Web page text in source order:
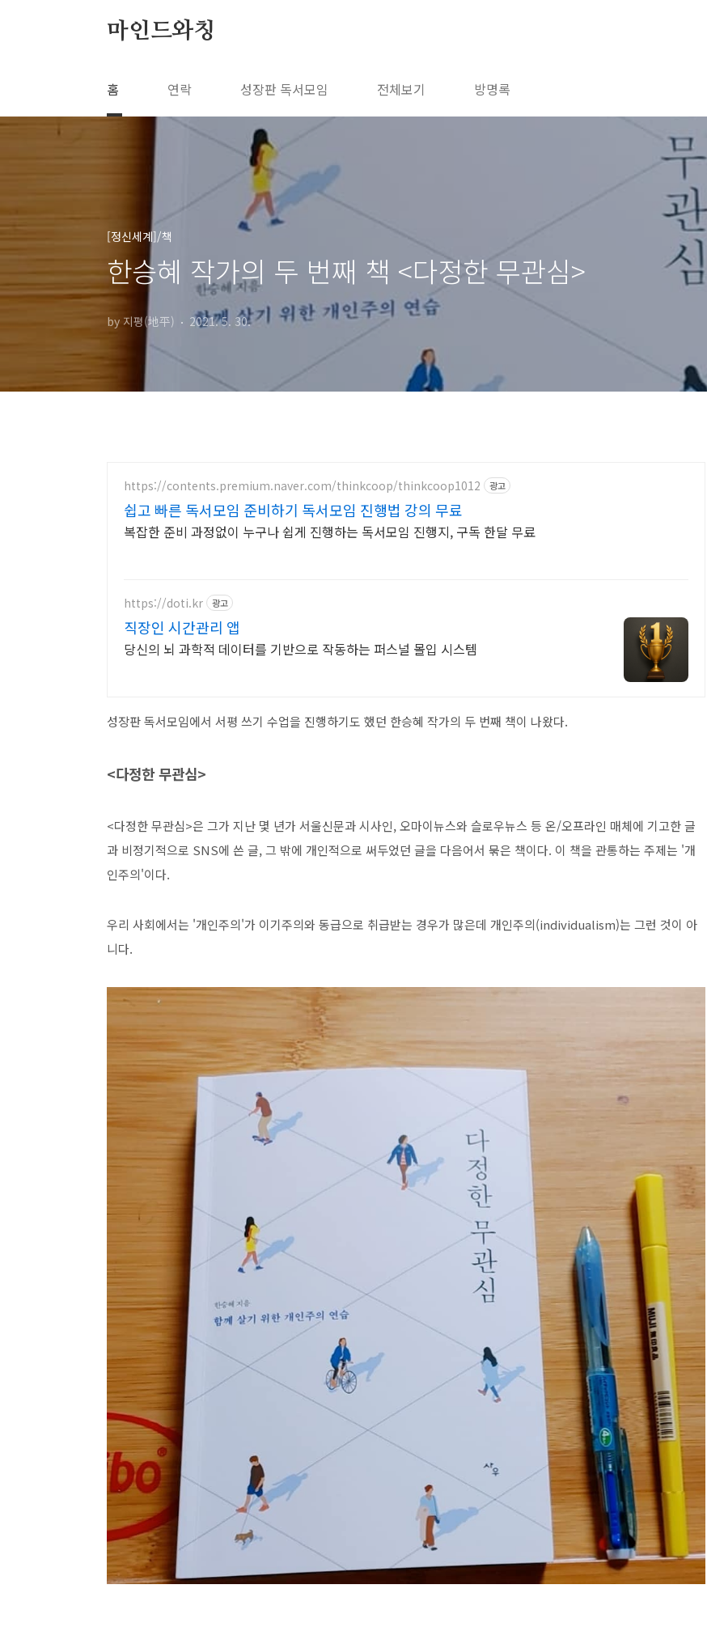
마인드와칭
홈 연락 성장판 독서모임 전체보기 방명록
[정신세계]/책
한승혜 작가의 두 번째 책 <다정한 무관심>
by 지평(地平) 2021. 5. 30.
https://contents.premium.naver.com/thinkcoop/thinkcoop1012 광고
쉽고 빠른 독서모임 준비하기 독서모임 진행법 강의 무료
복잡한 준비 과정없이 누구나 쉽게 진행하는 독서모임 진행지, 구독 한달 무료
https://doti.kr 광고
직장인 시간관리 앱
당신의 뇌 과학적 데이터를 기반으로 작동하는 퍼스널 몰입 시스템
성장판 독서모임에서 서평 쓰기 수업을 진행하기도 했던 한승혜 작가의 두 번째 책이 나왔다.
<다정한 무관심>
<다정한 무관심>은 그가 지난 몇 년가 서울신문과 시사인, 오마이뉴스와 슬로우뉴스 등 온/오프라인 매체에 기고한 글
과 비정기적으로 SNS에 쓴 글, 그 밖에 개인적으로 써두었던 글을 다음어서 묶은 책이다. 이 책을 관통하는 주제는 '개
인주의'이다.
우리 사회에서는 '개인주의'가 이기주의와 동급으로 취급받는 경우가 많은데 개인주의(individualism)는 그런 것이 아
니다.